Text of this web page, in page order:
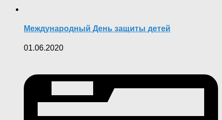
Международный День защиты детей
01.06.2020